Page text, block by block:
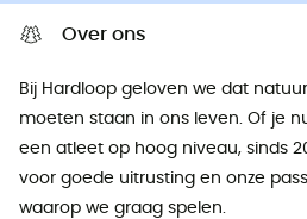
Over ons
Bij Hardloop geloven we dat
moeten staan ​​in ons leven. Of je
een atleet op hoog niveau, sinds
voor goede uitrusting en onze
waarop we graag spelen.